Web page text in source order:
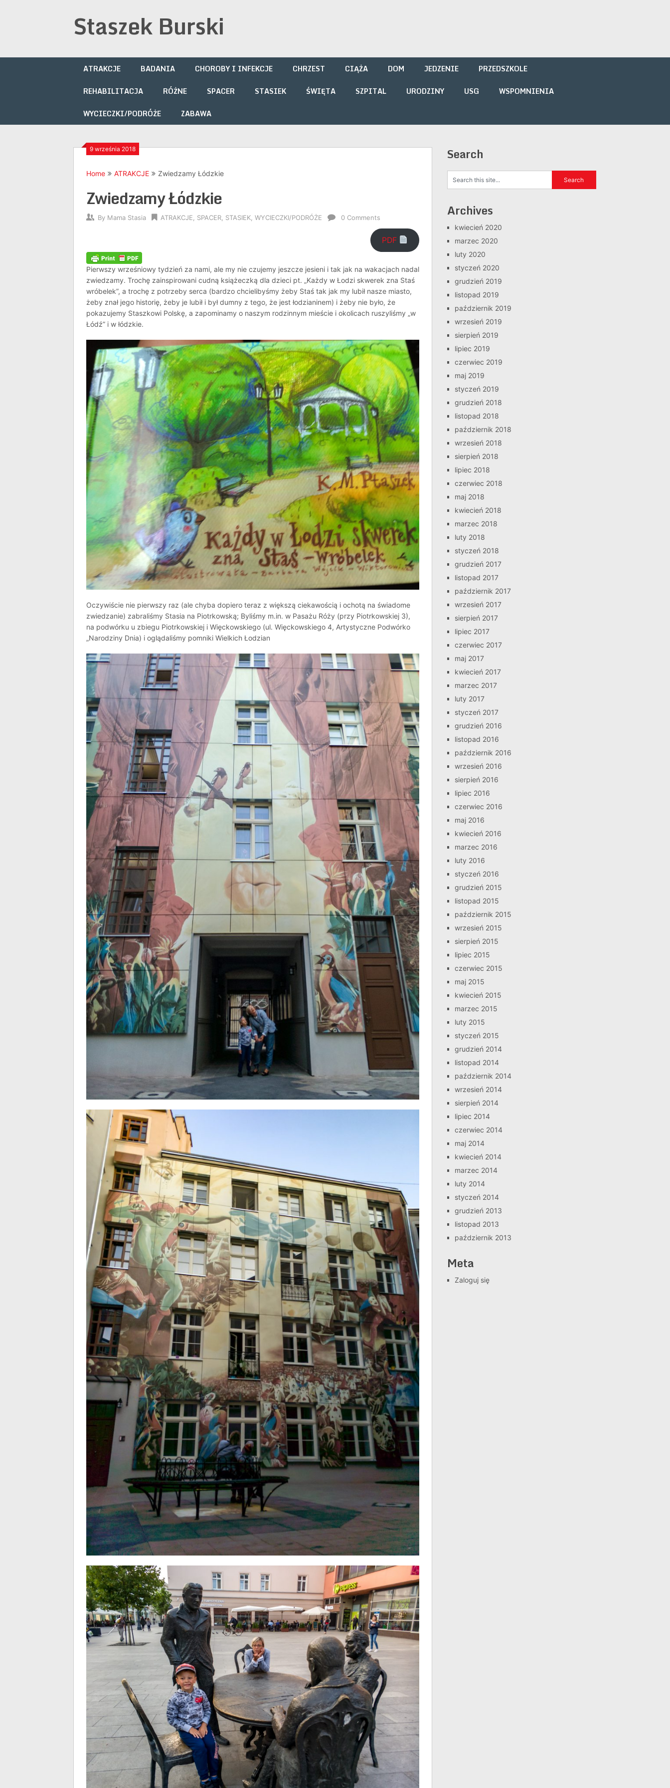
Staszek Burski
ATRAKCJE BADANIA CHOROBY I INFEKCJE CHRZEST CIĄŻA DOM JEDZENIE
PRZEDSZKOLE
REHABILITACJA
RÓŻNE SPACER STASIEK ŚWIĘTA SZPITAL URODZINY USG
WSPOMNIENIA
WYCIECZKI/PODRÓŻE
ZABAWA
9 września 2018
Home ATRAKCJE Zwiedzamy Łódzkie
Zwiedzamy Łódzkie
By Mama Stasia ATRAKCJE SPACER STASIEK WYCIECZKI/PODRÓŻE 0 Comments
PDF
Pierwszy wrześniowy tydzień za nami, ale my nie czujemy jeszcze jesieni i tak jak na wakacjach nadal
zwiedzamy. Trochę zainspirowani cudną książeczką dla dzieci pt. „Każdy w Łodzi skwerek zna Staś
wróbelek”, a trochę z potrzeby serca (bardzo chcielibyśmy żeby Staś tak jak my lubił nasze miasto,
żeby znał jego historię, żeby je lubił i był dumny z tego, że jest łodzianinem) i żeby nie było, że
pokazujemy Staszkowi Polskę, a zapominamy o naszym rodzinnym mieście i okolicach ruszyliśmy „w
Łódź” i w łódzkie.
Oczywiście nie pierwszy raz (ale chyba dopiero teraz z większą ciekawością i ochotą na świadome
zwiedzanie) zabraliśmy Stasia na Piotrkowską; Byliśmy m.in. w Pasażu Róży (przy Piotrkowskiej 3),
na podwórku u zbiegu Piotrkowskiej i Więckowskiego (ul. Więckowskiego 4, Artystyczne Podwórko
„Narodziny Dnia) i oglądaliśmy pomniki Wielkich Łodzian
Search
Archives
kwiecień 2020
marzec 2020
luty 2020
styczeń 2020
grudzień 2019
listopad 2019
październik 2019
wrzesień 2019
sierpień 2019
lipiec 2019
czerwiec 2019
maj 2019
styczeń 2019
grudzień 2018
listopad 2018
październik 2018
wrzesień 2018
sierpień 2018
lipiec 2018
czerwiec 2018
maj 2018
kwiecień 2018
marzec 2018
luty 2018
styczeń 2018
grudzień 2017
listopad 2017
październik 2017
wrzesień 2017
sierpień 2017
lipiec 2017
czerwiec 2017
maj 2017
kwiecień 2017
marzec 2017
luty 2017
styczeń 2017
grudzień 2016
listopad 2016
październik 2016
wrzesień 2016
sierpień 2016
lipiec 2016
czerwiec 2016
maj 2016
kwiecień 2016
marzec 2016
luty 2016
styczeń 2016
grudzień 2015
listopad 2015
październik 2015
wrzesień 2015
sierpień 2015
lipiec 2015
czerwiec 2015
maj 2015
kwiecień 2015
marzec 2015
luty 2015
styczeń 2015
grudzień 2014
listopad 2014
październik 2014
wrzesień 2014
sierpień 2014
lipiec 2014
czerwiec 2014
maj 2014
kwiecień 2014
marzec 2014
luty 2014
styczeń 2014
grudzień 2013
listopad 2013
październik 2013
Meta
Zaloguj się